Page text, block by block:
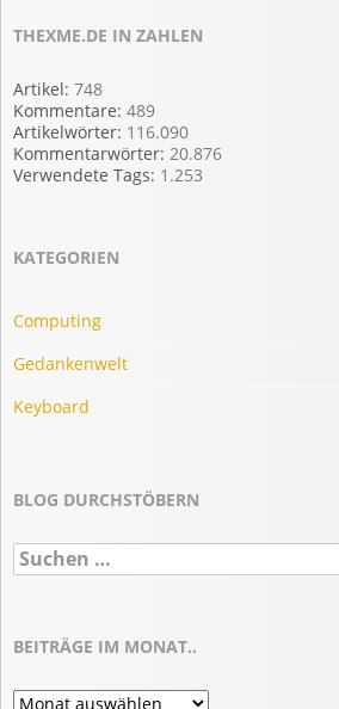
THEXME.DE IN ZAHLEN
Artikel: 748
Kommentare: 489
Artikelwörter: 116.090
Kommentarwörter: 20.876
Verwendete Tags: 1.253
KATEGORIEN
Computing
Gedankenwelt
Keyboard
BLOG DURCHSTÖBERN
Suchen
nach:
BEITRÄGE IM MONAT..
Beiträge